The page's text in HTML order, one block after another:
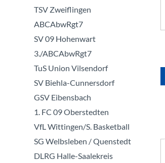
TSV Zweiflingen
ABCAbwRgt7
SV 09 Hohenwart
3./ABCAbwRgt7
TuS Union Vilsendorf
SV Biehla-Cunnersdorf
GSV Eibensbach
1. FC 09 Oberstedten
VfL Wittingen/S. Basketball
SG Welbsleben / Quenstedt
DLRG Halle-Saalekreis